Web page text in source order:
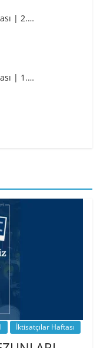
| 2.…
| 1.…
| 1.…
BİRİ PROF.
İktisatçılar Haftası